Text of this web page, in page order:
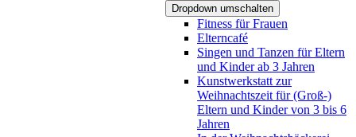
Dropdown umschalten
Fitness für Frauen
Elterncafé
Singen und Tanzen für Eltern
und Kinder ab 3 Jahren
Kunstwerkstatt zur
Weihnachtszeit für (Groß-)
Eltern und Kinder von 3 bis 6
Jahren